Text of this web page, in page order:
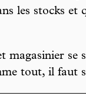
les stocks et
magasinier se
tout, il faut